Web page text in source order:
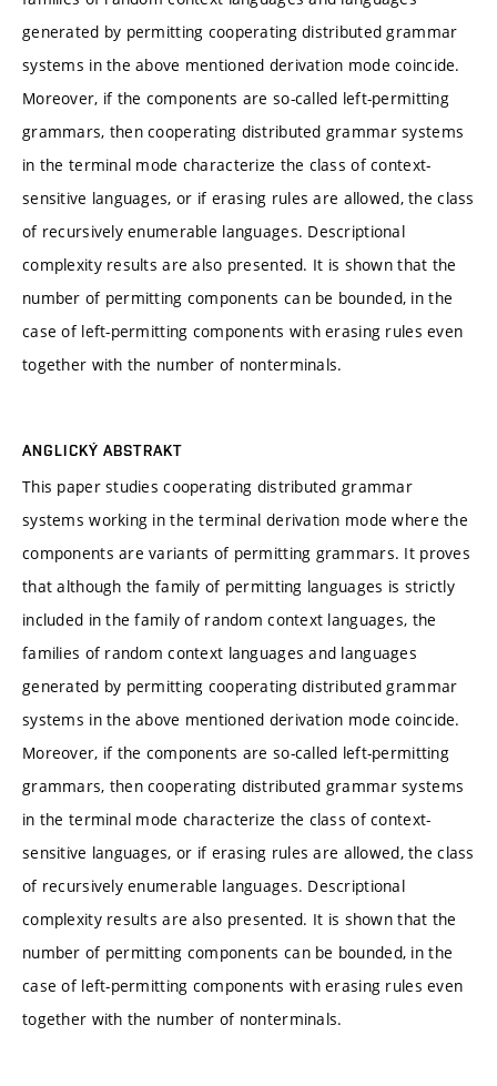
generated by permitting cooperating distributed grammar
systems in the above mentioned derivation mode coincide.
Moreover, if the components are so-called left-permitting
grammars, then cooperating distributed grammar systems
in the terminal mode characterize the class of context-
sensitive languages, or if erasing rules are allowed, the class
of recursively enumerable languages. Descriptional
complexity results are also presented. It is shown that the
number of permitting components can be bounded, in the
case of left-permitting components with erasing rules even
together with the number of nonterminals.
ANGLICKÝ ABSTRAKT
This paper studies cooperating distributed grammar
systems working in the terminal derivation mode where the
components are variants of permitting grammars. It proves
that although the family of permitting languages is strictly
included in the family of random context languages, the
families of random context languages and languages
generated by permitting cooperating distributed grammar
systems in the above mentioned derivation mode coincide.
Moreover, if the components are so-called left-permitting
grammars, then cooperating distributed grammar systems
in the terminal mode characterize the class of context-
sensitive languages, or if erasing rules are allowed, the class
of recursively enumerable languages. Descriptional
complexity results are also presented. It is shown that the
number of permitting components can be bounded, in the
case of left-permitting components with erasing rules even
together with the number of nonterminals.